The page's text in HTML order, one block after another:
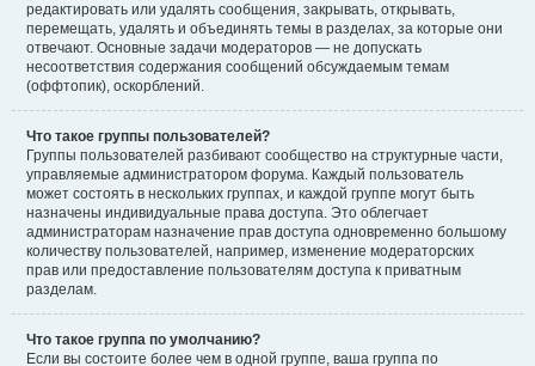
редактировать или удалять сообщения, закрывать, открывать,
перемещать, удалять и объединять темы в разделах, за которые они
отвечают. Основные задачи модераторов — не допускать
несоответствия содержания сообщений обсуждаемым темам
(оффтопик), оскорблений.
Что такое группы пользователей?
Группы пользователей разбивают сообщество на структурные части,
управляемые администратором форума. Каждый пользователь
может состоять в нескольких группах, и каждой группе могут быть
назначены индивидуальные права доступа. Это облегчает
администраторам назначение прав доступа одновременно большому
количеству пользователей, например, изменение модераторских
прав или предоставление пользователям доступа к приватным
разделам.
Что такое группа по умолчанию?
Если вы состоите более чем в одной группе, ваша группа по